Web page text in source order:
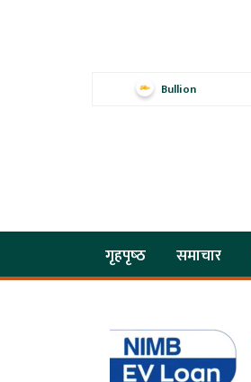
Bullion
गृहपृष्‍ठ समाचार